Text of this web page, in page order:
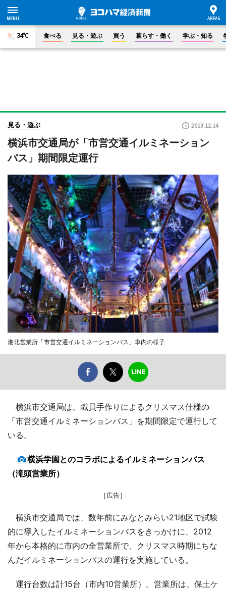
34°C 食べる 見る・遊ぶ 買う 暮らす・働く 学ぶ・知る
見る・遊ぶ 2013.12.14
横浜市交通局が「市営交通イルミネーション
バス」期間限定運行
港北営業所「市営交通イルミネーションバス」車内の様子
横浜市交通局は、職員手作りによるクリスマス仕様の
「市営交通イルミネーションバス」を期間限定で運行して
いる。
横浜学園とのコラボによるイルミネーションバス
（滝頭営業所）
［広告］
横浜市交通局では、数年前にみなとみらい21地区で試験
的に導入したイルミネーションバスをきっかけに、2012
年から本格的に市内の全営業所で、クリスマス時期にちな
んだイルミネーションバスの運行を実施している。
運行台数は計15台（市内10営業所）。営業所は、保土ケ